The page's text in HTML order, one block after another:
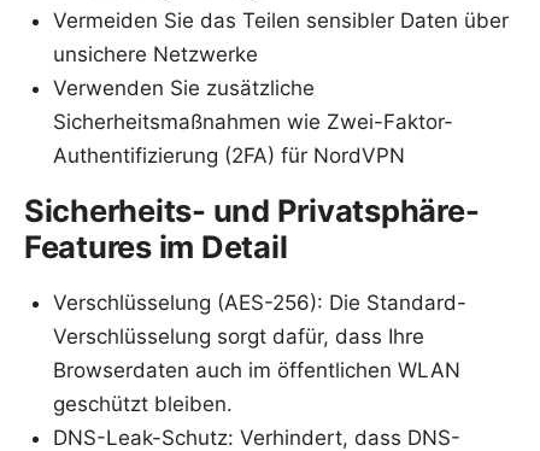
Vermeiden Sie das Teilen sensibler Daten über
unsichere Netzwerke
Verwenden Sie zusätzliche
Sicherheitsmaßnahmen wie Zwei-Faktor-
Authentifizierung (2FA) für NordVPN
Sicherheits- und Privatsphäre-
Features im Detail
Verschlüsselung (AES-256): Die Standard-
Verschlüsselung sorgt dafür, dass Ihre
Browserdaten auch im öffentlichen WLAN
geschützt bleiben.
DNS-Leak-Schutz: Verhindert, dass DNS-